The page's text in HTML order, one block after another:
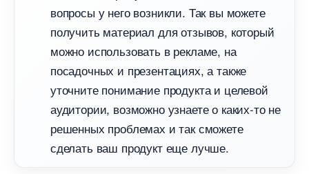
опросы у него возникли. Так вы можете
получить материал для отзывов, который
можно использовать в рекламе, на
посадочных и презентациях, а также
уточните понимание продукта и целевой
аудитории, возможно узнаете о каких-то не
решенных проблемах и так сможете
сделать ваш продукт еще лучше.